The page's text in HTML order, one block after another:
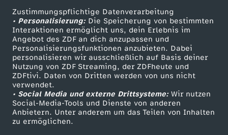
Zustimmungspflichtige Datenverarbeitung
• Personalisierung:Die Speicherung von bestimmten
Interaktionen ermöglicht uns, dein Erlebnis im
Angebot des ZDF an dich anzupassen und
Personalisierungsfunktionen anzubieten. Dabei
personalisieren wir ausschließlich auf Basis deiner
Nutzung von ZDF Streaming, der ZDFheute und
ZDFtivi. Daten von Dritten werden von uns nicht
verwendet.
• Social Media und externe Drittsysteme:Wir nutzen
Social-Media-Tools und Dienste von anderen
Anbietern. Unter anderem um das Teilen von Inhalten
zu ermöglichen.
Livestreams
Sendungen A-Z
TV-Programm
Zuschauerservice
Hilfe
ZDF Unternehmen
Karriere